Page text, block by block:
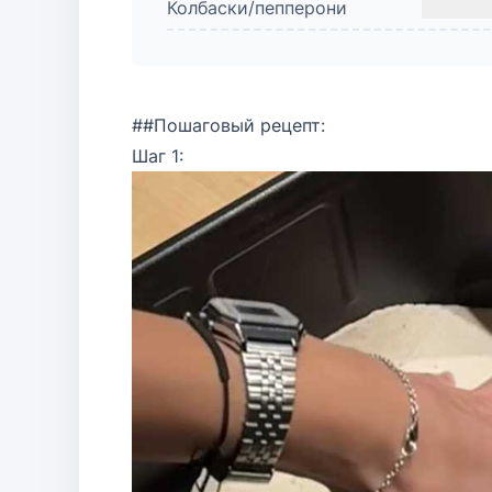
Колбаски/пепперони
##Пошаговый рецепт:
Шаг 1: